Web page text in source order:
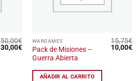
50,00€
El
precio
30,00€El
precio
actual
30,00€.
WARGAMES
Pack de Misiones –
Guerra Abierta
15,75€
El
precio
10,00€El
AÑADIR AL CARRITO